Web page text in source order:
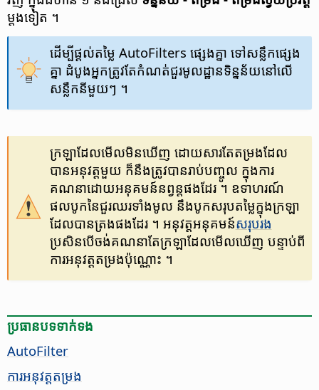
ម្តង​ទៀត ។
ដើម្បី​ផ្ដល់​តម្លៃ AutoFilters ​ផ្សេងគ្នា ទៅ​សន្លឹក​ផ្សេង
គ្នា ដំបូង​អ្នកត្រូវតែ​កំណត់​ជួរ​មូលដ្ឋាន​ទិន្នន័យ​នៅលើ​
សន្លឹក​នីមួយៗ ។
ក្រឡា​ដែល​មើល​មិន​ឃើញ ដោយ​សារ​តែ​តម្រង​ដែល​
បាន​អនុវត្ត​មួយ ក៏​នឹង​ត្រូវ​បាន​រាប់​បញ្ចូល​ ក្នុង​ការ​
គណនា​ដោយ​អនុគមន៍​នព្វន្ត​ផង​ដែរ ។ ឧទាហរណ៍
ផលបូក​នៃ​ជួរឈរ​ទាំងមូល នឹង​បូកសរុប​តម្លៃ​ក្នុង​ក្រឡា​
ដែល​បាន​ត្រង​ផងដែរ ។ អនុវត្ត​អនុគមន៍សរុបរង
ប្រសិនបើ​ចង់​គណនា​តែ​ក្រឡា​ដែល​មើល​ឃើញ​ ​បន្ទាប់​ពី​
ការ​អនុវត្ត​តម្រង​ប៉ុណ្ណោះ ។
ប្រធានបទ​ទាក់ទង
AutoFilter
ការ​អនុវត្ត​តម្រង